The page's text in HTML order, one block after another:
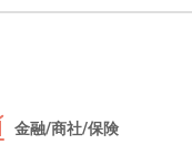
金融/商社/保険